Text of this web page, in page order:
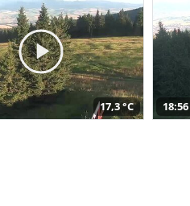
17,3 °C 18:56